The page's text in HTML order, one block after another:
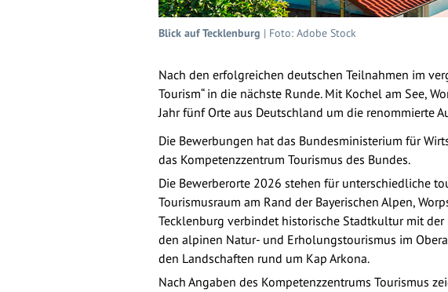
Blick auf Tecklenburg | Foto: Adobe Stock
Nach den erfolgreichen deutschen Teilnahmen im
Tourism“ in die nächste Runde. Mit Kochel am See,
Jahr fünf Orte aus Deutschland um die renommierte
Die Bewerbungen hat das Bundesministerium für
das Kompetenzzentrum Tourismus des Bundes.
Die Bewerberorte 2026 stehen für unterschiedliche
Tourismusraum am Rand der Bayerischen Alpen,
Tecklenburg verbindet historische Stadtkultur mit
den alpinen Natur- und Erholungstourismus im
den Landschaften rund um Kap Arkona.
Nach Angaben des Kompetenzzentrums Tourismus